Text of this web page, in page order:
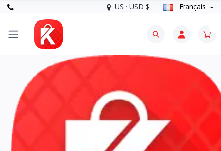
US · USD $ Français